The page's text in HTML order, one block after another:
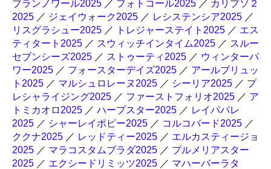
ブランノワール2025 ／ フォトコール2025 ／ カリプソ２
2025 ／ ジェイウォーク2025 ／ レシステンシア2025 ／
リスグラシュー2025 ／ トレジャーステイト2025 ／ エス
ティタート2025 ／ スウィッチインタイム2025 ／ スルー
セブンシーズ2025 ／ ストゥーティ2025 ／ ウィンターパ
ワー2025 ／ フォースターデイズ2025 ／ アールブリュッ
ト2025 ／ マルシュロレーヌ2025 ／ シーリア2025 ／ プ
レシャライジング2025 ／ ファーストフォリオ2025 ／ ア
トミカオロ2025 ／ ハープスター2025 ／ レイパパレ
2025 ／ シャーレイポピー2025 ／ コルコバード2025 ／
ククナ2025 ／ レッドティー2025 ／ エルカスティージョ
2025 ／ マラコスタムブラダ2025 ／ プルメリアスター
2025 ／ エクシードリミッツ2025 ／ マハーバーラタ